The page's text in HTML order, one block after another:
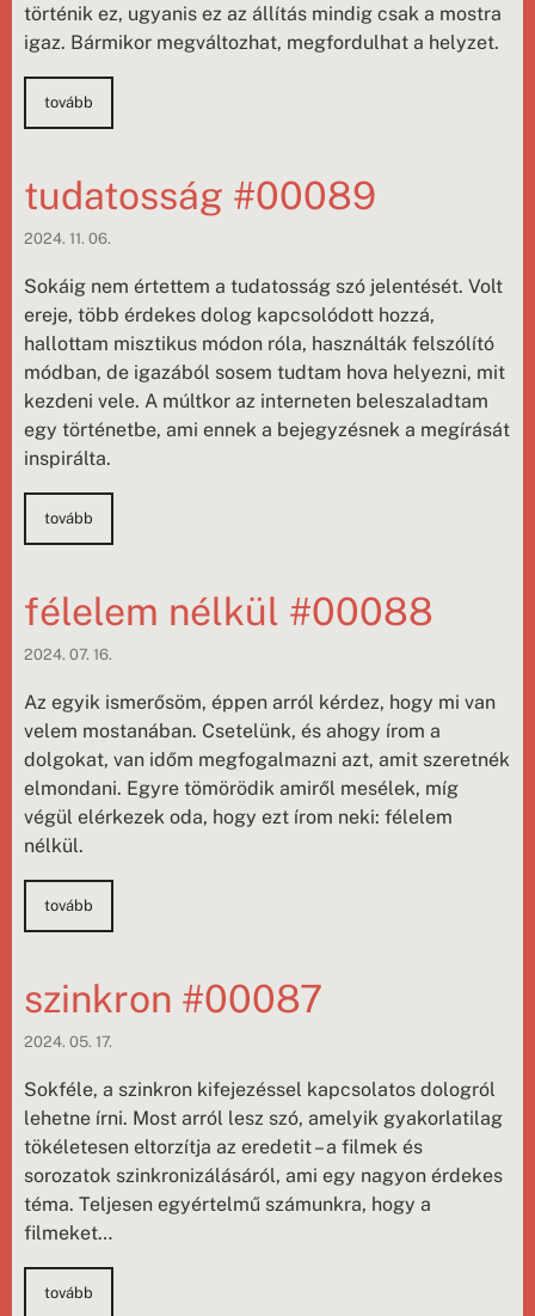
történik ez, ugyanis ez az állítás mindig csak a mostra
igaz. Bármikor megváltozhat, megfordulhat a helyzet.
tovább
tudatosság #00089
2024. 11. 06.
Sokáig nem értettem a tudatosság szó jelentését. Volt
ereje, több érdekes dolog kapcsolódott hozzá,
hallottam misztikus módon róla, használták felszólító
módban, de igazából sosem tudtam hova helyezni, mit
kezdeni vele. A múltkor az interneten beleszaladtam
egy történetbe, ami ennek a bejegyzésnek a megírását
inspirálta.
tovább
félelem nélkül #00088
2024. 07. 16.
Az egyik ismerősöm, éppen arról kérdez, hogy mi van
velem mostanában. Csetelünk, és ahogy írom a
dolgokat, van időm megfogalmazni azt, amit szeretnék
elmondani. Egyre tömörödik amiről mesélek, míg
végül elérkezek oda, hogy ezt írom neki: félelem
nélkül.
tovább
szinkron #00087
2024. 05. 17.
Sokféle, a szinkron kifejezéssel kapcsolatos dologról
lehetne írni. Most arról lesz szó, amelyik gyakorlatilag
tökéletesen eltorzítja az eredetit – a filmek és
sorozatok szinkronizálásáról, ami egy nagyon érdekes
téma. Teljesen egyértelmű számunkra, hogy a
filmeket…
tovább